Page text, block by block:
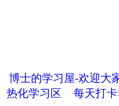
博士的学习屋-欢迎大
热化学习区
每天打